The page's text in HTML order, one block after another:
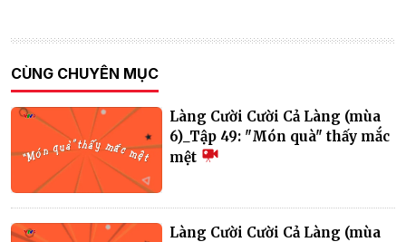
CÙNG CHUYÊN MỤC
Làng Cười Cười Cả Làng (mùa
6)_Tập 49: "Món quà" thấy mắc
mệt
Làng Cười Cười Cả Làng (mùa